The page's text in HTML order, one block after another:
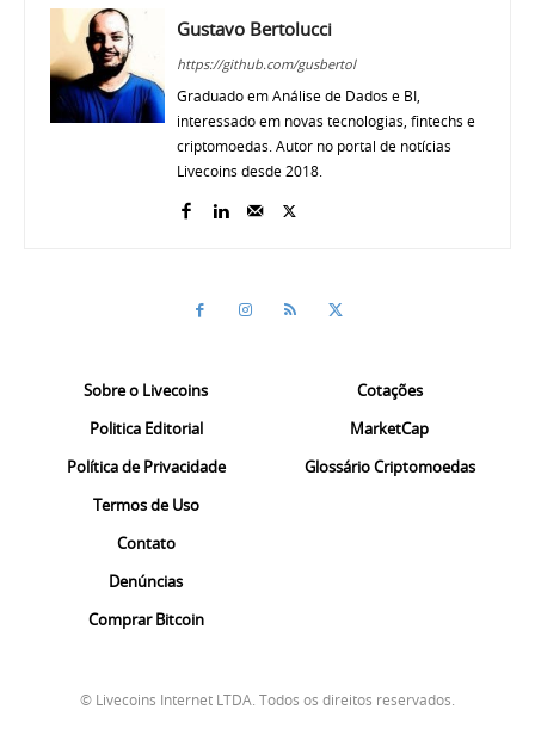
Gustavo Bertolucci
https://github.com/gusbertol
Graduado em Análise de Dados e BI,
interessado em novas tecnologias, fintechs e
criptomoedas. Autor no portal de notícias
Livecoins desde 2018.
Sobre o Livecoins
Politica Editorial
Política de Privacidade
Termos de Uso
Contato
Denúncias
Comprar Bitcoin
Cotações
MarketCap
Glossário Criptomoedas
© Livecoins Internet LTDA. Todos os direitos reservados.